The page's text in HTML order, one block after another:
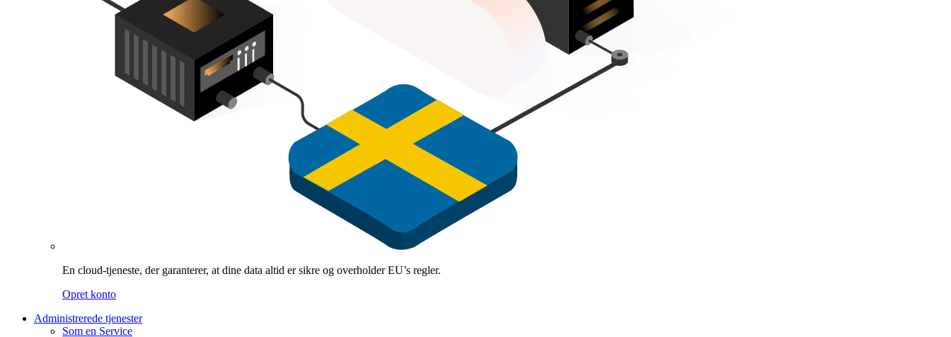
En cloud-tjeneste, der garanterer, at dine data altid er sikre og overholder EU’s regler.
Opret konto
Administrerede tjenester
Som en Service